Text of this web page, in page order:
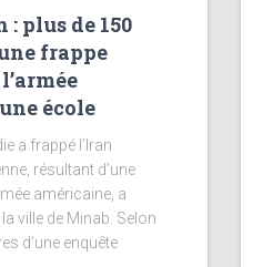
: plus de 150
frappe
école
a frappé l’Iran
résultant d’une
américaine, a
ville de Minab. Selon
d’une enquête